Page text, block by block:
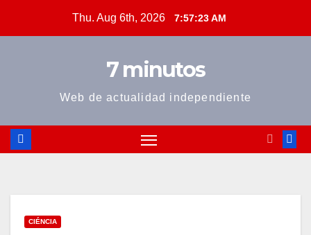
Thu. Aug 6th, 2026 7:57:24 AM
7 minutos
Web de actualidad independiente
CIÉNCIA